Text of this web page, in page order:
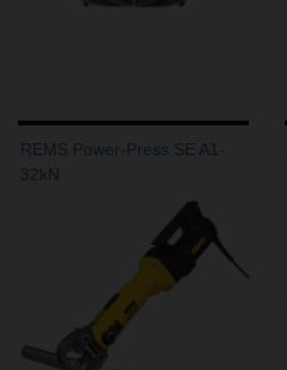
REMS Power-Press SE A1-
32kN